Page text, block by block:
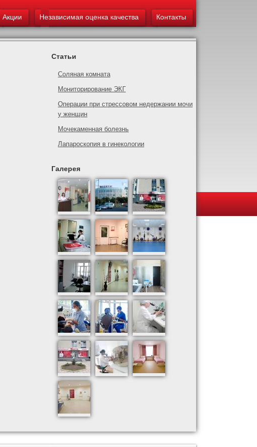
Акции Независимая оценка качества Контакты
Статьи
Соляная комната
Мониторирование ЭКГ
Операции при стрессовом недержании мочи
у женщин
Мочекаменная болезнь
Лапароскопия в гинекологии
Галерея